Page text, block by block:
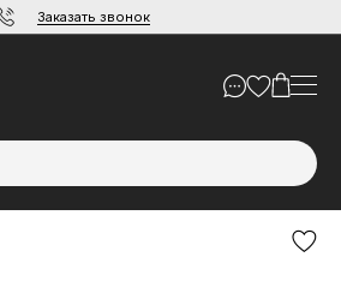
Заказать звонок